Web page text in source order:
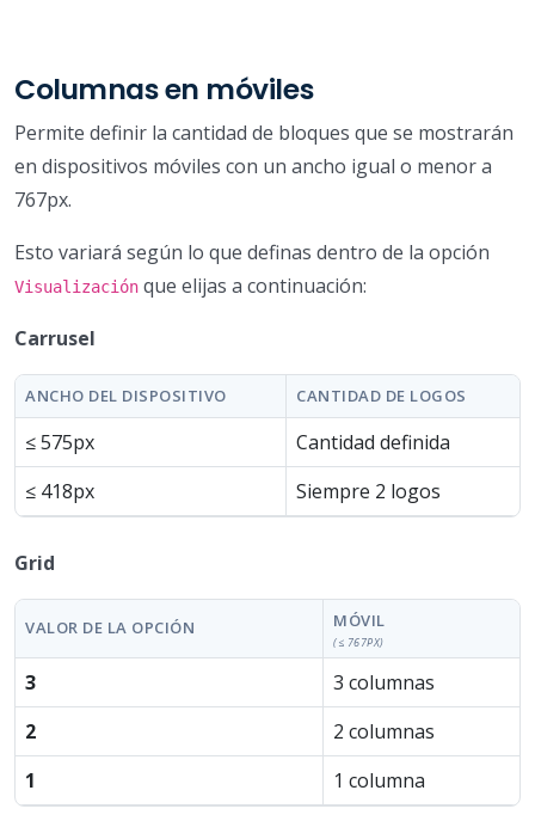
Columnas en móviles
Permite definir la cantidad de bloques que se mostrarán
en dispositivos móviles con un ancho igual o menor a
767px.
Esto variará según lo que definas dentro de la opción
Visualización que elijas a continuación:
Carrusel
ANCHO DEL DISPOSITIVO CANTIDAD DE LOGOS
≤ 575px
Cantidad definida
≤ 418px
Siempre 2 logos
Grid
VALOR DE LA OPCIÓN MÓVIL
(≤ 767PX)
3
3 columnas
2
2 columnas
1
1 columna